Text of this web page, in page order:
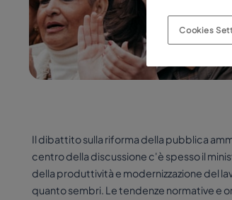
Il dibattito sulla riforma della pubblica
centro della discussione c'è spesso il
della produttività e modernizzazione del
quanto sembri. Le tendenze normative e
Cookies